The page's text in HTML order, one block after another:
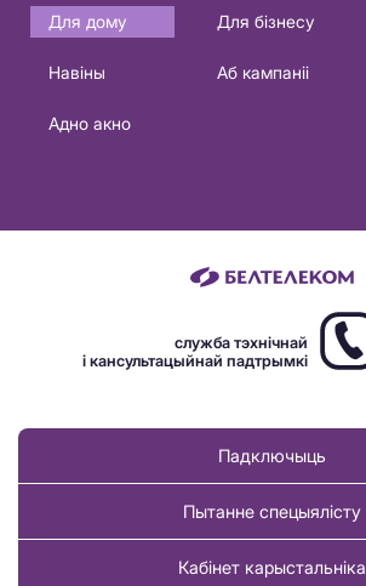
Основная
навигация
Для дому Для бізнесу
Навіны
Аб кампаніі
Адно акно
служба тэхнічнай
і кансультацыйнай падтрымкі
Падключыць
Пытанне спецыялісту
Кабінет карыстальніка